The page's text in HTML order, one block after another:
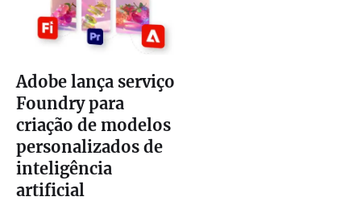
Adobe lança serviço
Foundry para
criação de modelos
personalizados de
inteligência
artificial